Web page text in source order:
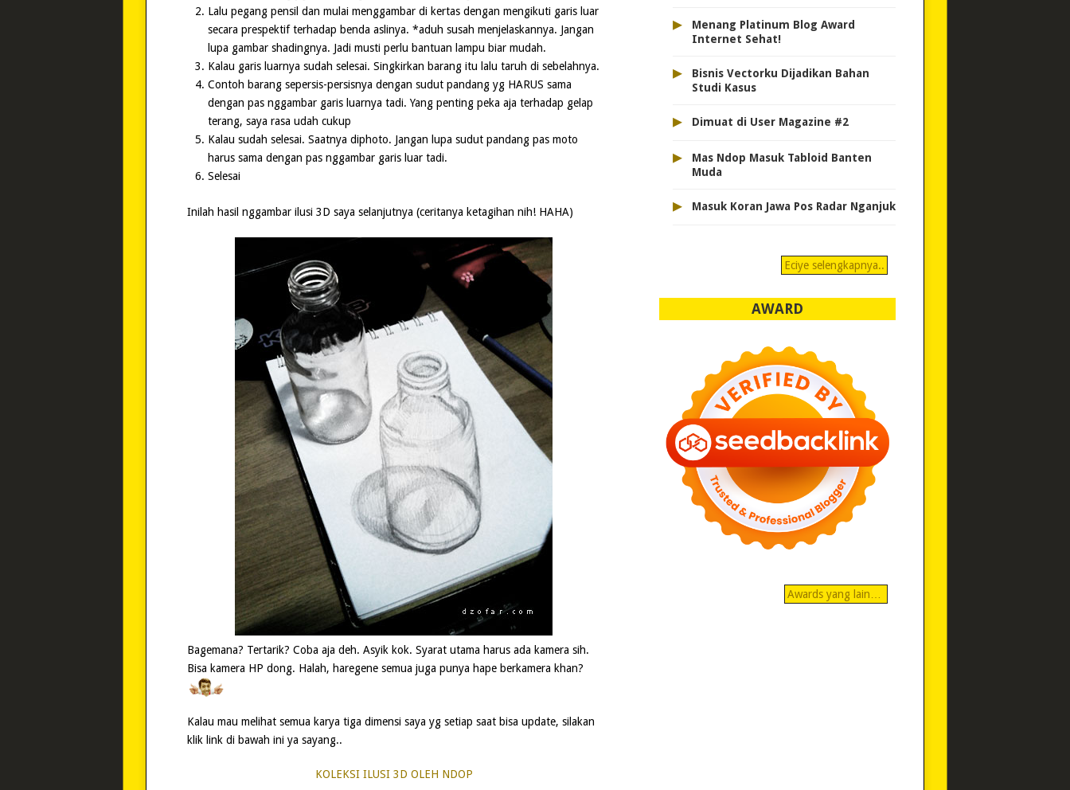
Lalu pegang pensil dan mulai menggambar di kertas dengan mengikuti garis luar
secara prespektif terhadap benda aslinya. *aduh susah menjelaskannya. Jangan
lupa gambar shadingnya. Jadi musti perlu bantuan lampu biar mudah.
Kalau garis luarnya sudah selesai. Singkirkan barang itu lalu taruh di sebelahnya.
Contoh barang sepersis-persisnya dengan sudut pandang yg HARUS sama
dengan pas nggambar garis luarnya tadi. Yang penting peka aja terhadap gelap
terang, saya rasa udah cukup
Kalau sudah selesai. Saatnya diphoto. Jangan lupa sudut pandang pas moto
harus sama dengan pas nggambar garis luar tadi.
Selesai
Inilah hasil nggambar ilusi 3D saya selanjutnya (ceritanya ketagihan nih! HAHA)
Bagemana? Tertarik? Coba aja deh. Asyik kok. Syarat utama harus ada kamera sih.
Bisa kamera HP dong. Halah, haregene semua juga punya hape berkamera khan?
Kalau mau melihat semua karya tiga dimensi saya yg setiap saat bisa update, silakan
klik link di bawah ini ya sayang..
KOLEKSI ILUSI 3D OLEH NDOP
▸
Menang Platinum Blog Award
Internet Sehat!
▸
Bisnis Vectorku Dijadikan Bahan
Studi Kasus
▸ Dimuat di User Magazine #2
▸
Mas Ndop Masuk Tabloid Banten
Muda
▸ Masuk Koran Jawa Pos Radar Nganjuk
Eciye selengkapnya..
AWARD
Awards yang lain…